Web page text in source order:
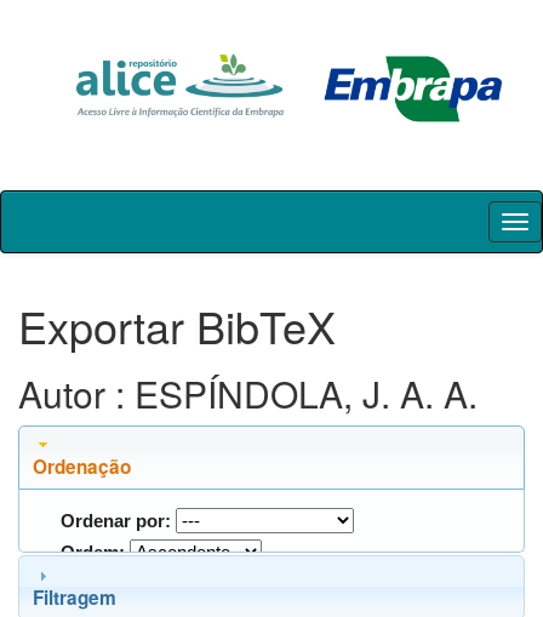
Skip
Exportar BibTeX
Autor : ESPÍNDOLA, J. A. A.
Ordenação
Ordenar por:
Ordem:
Filtragem